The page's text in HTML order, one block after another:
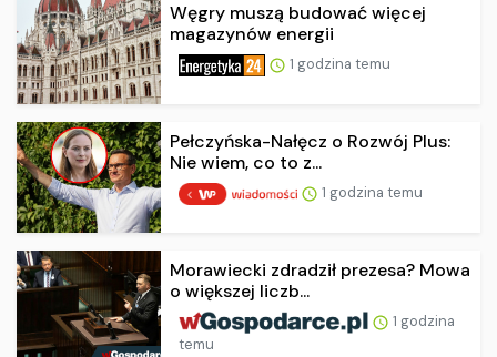
Węgry muszą budować więcej
magazynów energii
1 godzina temu
Pełczyńska-Nałęcz o Rozwój Plus:
Nie wiem, co to z...
1 godzina temu
Morawiecki zdradził prezesa? Mowa
o większej liczb...
1 godzina
temu